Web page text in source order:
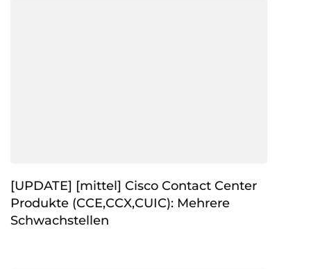
[UPDATE] [mittel] Cisco Contact Center
Produkte (CCE,CCX,CUIC): Mehrere
Schwachstellen